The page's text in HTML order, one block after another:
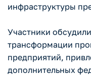
инфраструктуры
Участники
трансформации
предприятий,
дополнительных